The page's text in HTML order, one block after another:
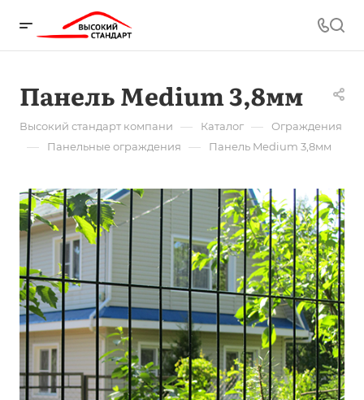
Панель Medium 3,8мм
Высокий стандарт компани — Каталог — Ограждения
— Панельные ограждения — Панель Medium 3,8мм